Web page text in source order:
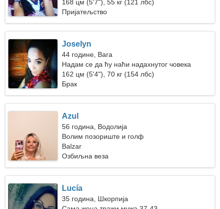
168 цм (5'7"), 55 кг (121 лбс)
Пријатељство
Joselyn
44 године, Вага
Надам се да ћу наћи надахнутог човека
162 цм (5'4"), 70 кг (154 лбс)
Брак
Azul
56 година, Водолија
Волим позориште и голф
Balzar
Озбиљна веза
Lucía
35 година, Шкорпија